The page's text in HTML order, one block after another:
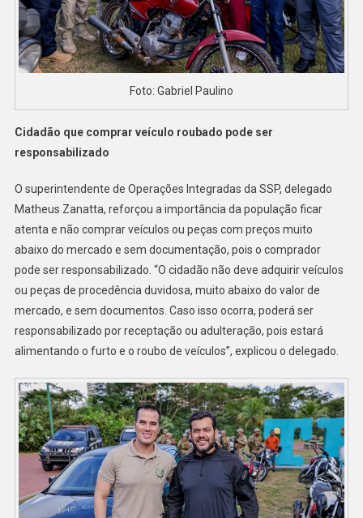
Foto: Gabriel Paulino
Cidadão que comprar veículo roubado pode ser
responsabilizado
O superintendente de Operações Integradas da SSP, delegado
Matheus Zanatta, reforçou a importância da população ficar
atenta e não comprar veículos ou peças com preços muito
abaixo do mercado e sem documentação, pois o comprador
pode ser responsabilizado. “O cidadão não deve adquirir veículos
ou peças de procedência duvidosa, muito abaixo do valor de
mercado, e sem documentos. Caso isso ocorra, poderá ser
responsabilizado por receptação ou adulteração, pois estará
alimentando o furto e o roubo de veículos”, explicou o delegado.